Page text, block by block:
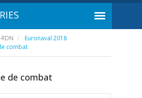
RDN
Euronaval 2018
combat
de combat